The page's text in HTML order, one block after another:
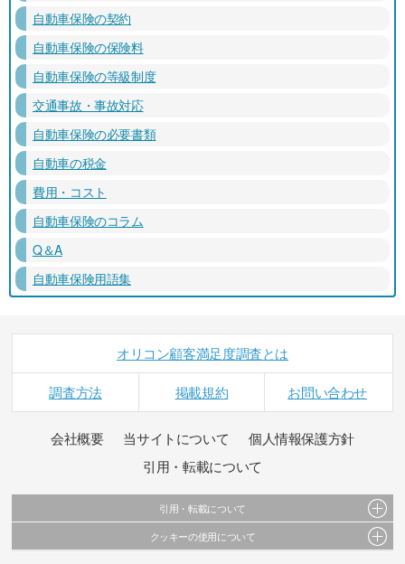
自動車保険の契約
自動車保険の保険料
自動車保険の等級制度
交通事故・事故対応
自動車保険の必要書類
自動車の税金
費用・コスト
自動車保険のコラム
Q＆A
自動車保険用語集
オリコン顧客満足度調査とは
調査方法 掲載規約 お問い合わせ
会社概要 当サイトについて
個人情報保護方針
引用・転載について
引用・転載について
当サイトで公開されている情報（文字、写真、イラスト、画像データ等）及びこれらの配
クッキーの使用について